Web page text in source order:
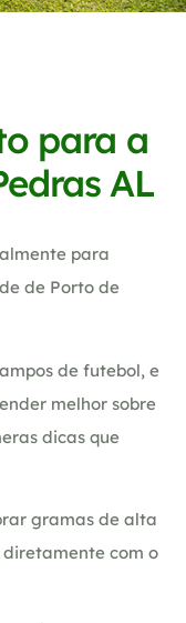
para a
AL
para
de Porto de
de futebol, e
melhor sobre
dicas que
gramas de alta
com o